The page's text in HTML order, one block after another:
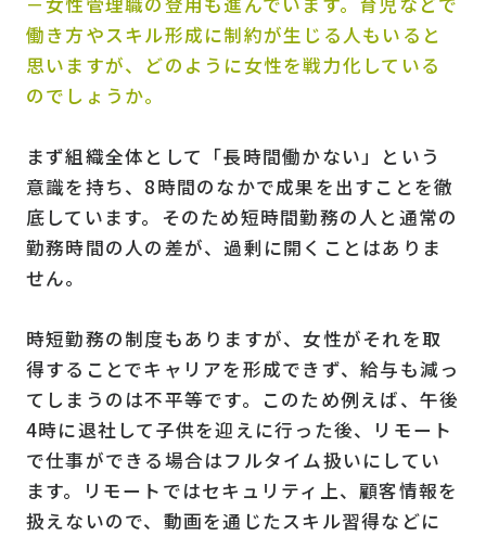
働き方やスキル形成に制約が生じる人もいると
思いますが、どのように女性を戦力化している
のでしょうか。
まず組織全体として「長時間働かない」という
意識を持ち、8時間のなかで成果を出すことを徹
底しています。そのため短時間勤務の人と通常の
勤務時間の人の差が、過剰に開くことはありま
せん。
時短勤務の制度もありますが、女性がそれを取
得することでキャリアを形成できず、給与も減っ
てしまうのは不平等です。このため例えば、午後
4時に退社して子供を迎えに行った後、リモート
で仕事ができる場合はフルタイム扱いにしてい
ます。リモートではセキュリティ上、顧客情報を
扱えないので、動画を通じたスキル習得などに